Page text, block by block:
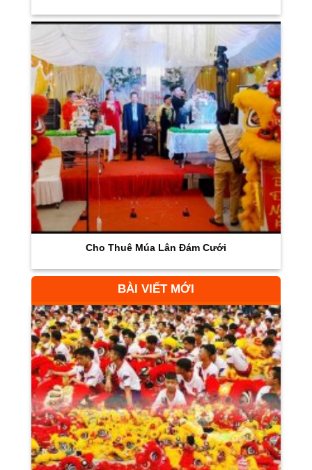
Cho Thuê Múa Lân Đám Cưới
BÀI VIẾT MỚI